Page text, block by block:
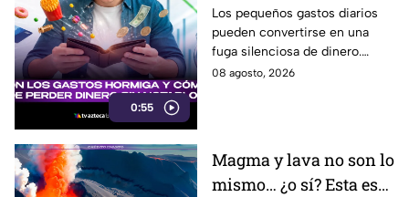
0:55
gastos hormiga que
pueden vaciar tu
bolsillo
Los pequeños gastos diarios
pueden convertirse en una
fuga silenciosa de dinero.
Identificar los llamados gastos
08 agosto, 2026
Magma y lava no son lo
mismo… ¿o sí? Esta es